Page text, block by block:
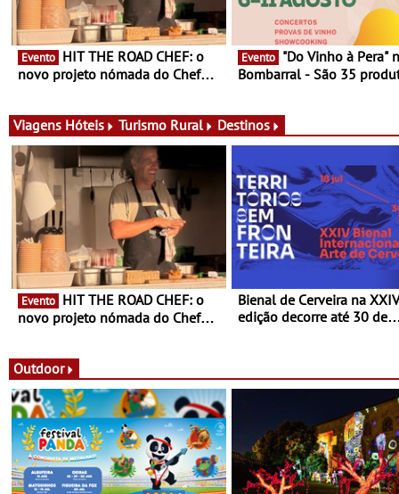
Evento
novo projeto nómada do Chef
que percorre Portugal
Evento
Bombarral - São 35
Viagens Hóteis Turismo Rural Destinos
Evento
novo projeto nómada do Chef
que percorre Portugal
Bienal de Cerveira na XXIV
edição decorre até 30 de
Outdoor